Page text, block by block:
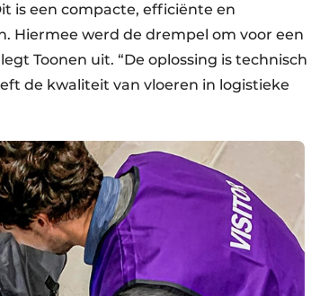
is een compacte, efficiënte en
Hiermee werd de drempel om voor een
Toonen uit. “De oplossing is technisch
de kwaliteit van vloeren in logistieke